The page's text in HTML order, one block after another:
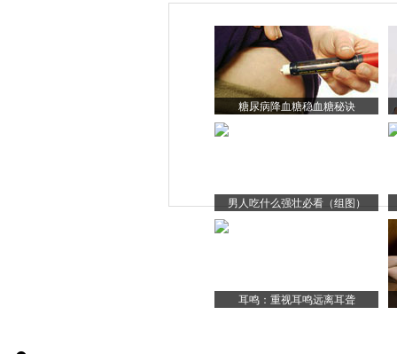
糖尿病降血糖稳血糖秘诀
男人吃什么强壮必看（组图）
耳鸣：重视耳鸣远离耳聋